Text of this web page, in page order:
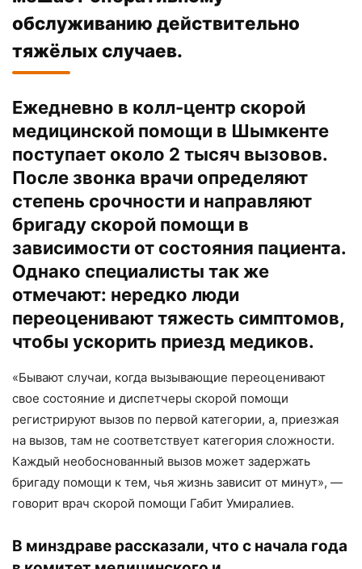
обслуживанию действительно
тяжёлых случаев.
Ежедневно в колл-центр скорой
медицинской помощи в Шымкенте
поступает около 2 тысяч вызовов.
После звонка врачи определяют
степень срочности и направляют
бригаду скорой помощи в
зависимости от состояния пациента.
Однако специалисты так же
отмечают: нередко люди
переоценивают тяжесть симптомов,
чтобы ускорить приезд медиков.
«Бывают случаи, когда вызывающие переоценивают
свое состояние и диспетчеры скорой помощи
регистрируют вызов по первой категории, а, приезжая
на вызов, там не соответствует категория сложности.
Каждый необоснованный вызов может задержать
бригаду помощи к тем, чья жизнь зависит от минут», —
говорит врач скорой помощи Габит Умиралиев.
В минздраве рассказали, что с начала года